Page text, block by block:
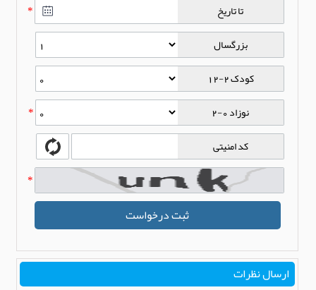
تا تاریخ
*
بزرگسال
کودک 2-12
نوزاد 0-2
*
کد امنیتی
*
ثبت درخواست
ارسال نظرات